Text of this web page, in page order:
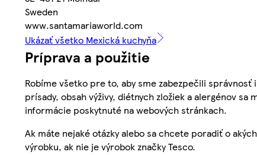
Sweden
www.santamariaworld.com
Ukázať všetko Mexická kuchyňa
Príprava a použitie
Robíme všetko pre to, aby sme zabezpečili
prísady, obsah výživy, diétnych zložiek a alergénov
informácie poskytnuté na webových stránkach.
Ak máte nejaké otázky alebo sa chcete poradiť o
výrobku, ak nie je výrobok značky Tesco.